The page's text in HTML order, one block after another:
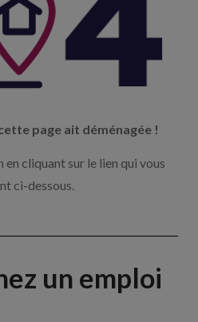
page ait déménagée !
cliquant sur le lien qui vous
ci-dessous.
un emploi